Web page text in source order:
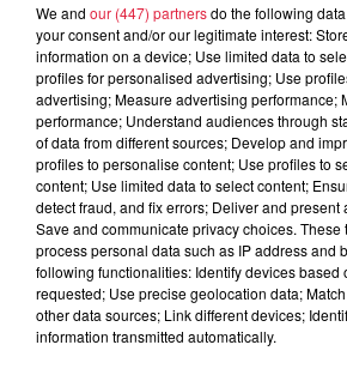
Organisateur https://rugby-
Tarif Gratuit
Après une victoire ultra importante sur
strasbourgeois, nos Bleus accueillent
poursuivant au classement,
We and our (447) partnersdo the following
your consent and/or our legitimate interest:
information on a device; Use limited data to
profiles for personalised advertising; Use
advertising; Measure advertising performance;
performance; Understand audiences through
of data from different sources; Develop and
profiles to personalise content; Use profiles to
content; Use limited data to select content;
detect fraud, and fix errors; Deliver and
Save and communicate privacy choices.
process personal data such as IP address and
following functionalities: Identify devices based
requested; Use precise geolocation data;
other data sources; Link different devices;
information transmitted automatically.